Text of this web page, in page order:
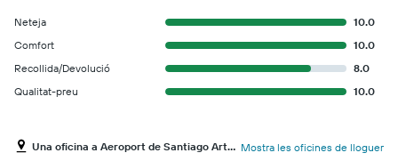
Neteja
10.0
Comfort
10.0
Recollida/Devolució
8.0
Qualitat-preu
10.0
Una oficina a Aeroport de Santiago Arturo Merino Benitez Mostra les oficines de lloguer